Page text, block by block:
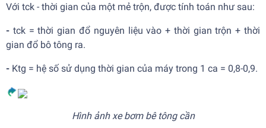
Với tck - thời gian của một mẻ trộn, được tính toán như sau:
- tck = thời gian đổ nguyên liệu vào + thời gian trộn + thời
gian đổ bô tông ra.
- Ktg = hệ số sử dụng thời gian của máy trong 1 ca = 0,8-0,9.
Hình ảnh xe bơm bê tông cần